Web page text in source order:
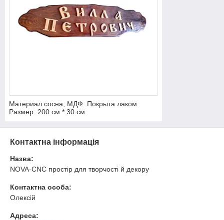
Материал сосна, МДФ. Покрыта лаком.
Размер: 200 см * 30 см.
Контактна інформація
Назва:
NOVA-CNC простір для творчості й декору
Контактна особа:
Олексій
Адреса: